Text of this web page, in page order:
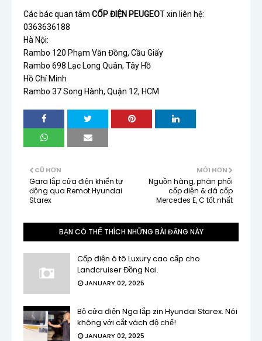
Các bác quan tâm CỐP ĐIỆN PEUGEOT xin liên hệ:
0363636188
Hà Nội:
Rambo 120 Phạm Văn Đồng, Cầu Giấy
Rambo 698 Lạc Long Quân, Tây Hồ
Hồ Chí Minh
Rambo 37 Song Hành, Quận 12, HCM
MỚI HƠN
Nguồn hàng, phân phối
cốp điện & đá cốp
Mercedes E, C tốt nhất
CŨ HƠN
Gara lắp cửa điện khiển tự
động qua Remot Hyundai
Starex
BẠN CÓ THỂ THÍCH NHỮNG BÀI ĐĂNG NÀY
Cốp điện ô tô Luxury cao cấp cho
Landcruiser Đồng Nai.
JANUARY 02, 2025
Bộ cửa điện Nga lắp zin Hyundai Starex. Nói
không với cắt vách độ chế!
JANUARY 02, 2025